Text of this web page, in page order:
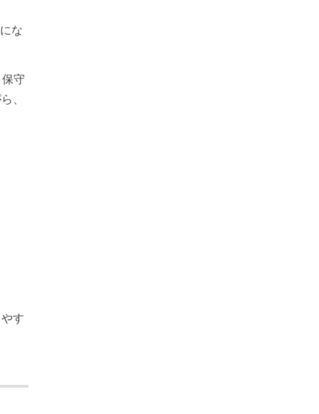
な
守
、
す